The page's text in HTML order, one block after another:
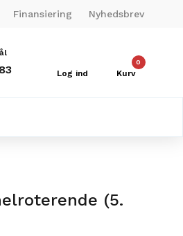
Finansiering Nyhedsbrev
Log ind
0
Kurv
(5.